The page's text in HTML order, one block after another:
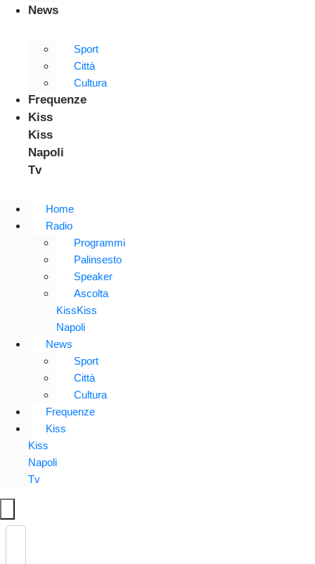
News
Sport
Città
Cultura
Frequenze
Kiss
Kiss
Napoli
Tv
Home
Radio
Programmi
Palinsesto
Speaker
Ascolta
KissKiss
Napoli
News
Sport
Città
Cultura
Frequenze
Kiss
Kiss
Napoli
Tv